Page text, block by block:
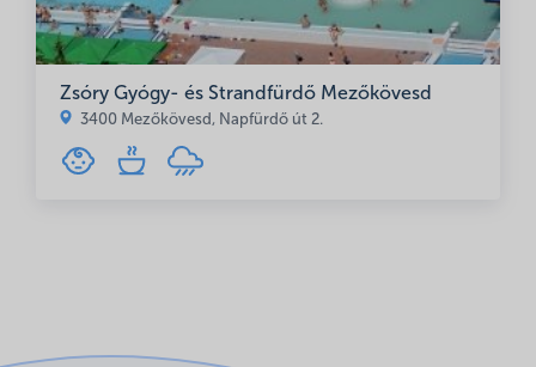
Zsóry Gyógy- és Strandfürdő Mezőkövesd
3400 Mezőkövesd, Napfürdő út 2.